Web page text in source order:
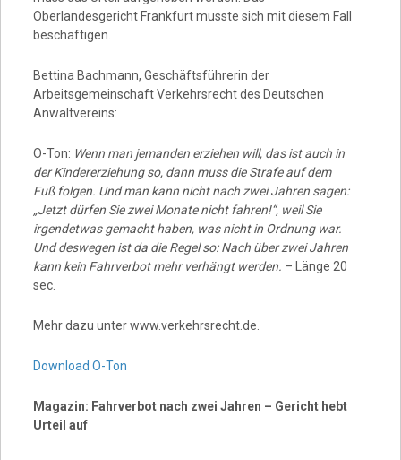
Oberlandesgericht Frankfurt musste sich mit diesem Fall
beschäftigen.
Bettina Bachmann, Geschäftsführerin der
Arbeitsgemeinschaft Verkehrsrecht des Deutschen
Anwaltvereins:
O-Ton: Wenn man jemanden erziehen will, das ist auch in
der Kindererziehung so, dann muss die Strafe auf dem
Fuß folgen. Und man kann nicht nach zwei Jahren sagen:
„Jetzt dürfen Sie zwei Monate nicht fahren!“, weil Sie
irgendetwas gemacht haben, was nicht in Ordnung war.
Und deswegen ist da die Regel so: Nach über zwei Jahren
kann kein Fahrverbot mehr verhängt werden. – Länge 20
sec.
Mehr dazu unter www.verkehrsrecht.de.
Download O-Ton
Magazin: Fahrverbot nach zwei Jahren – Gericht hebt
Urteil auf